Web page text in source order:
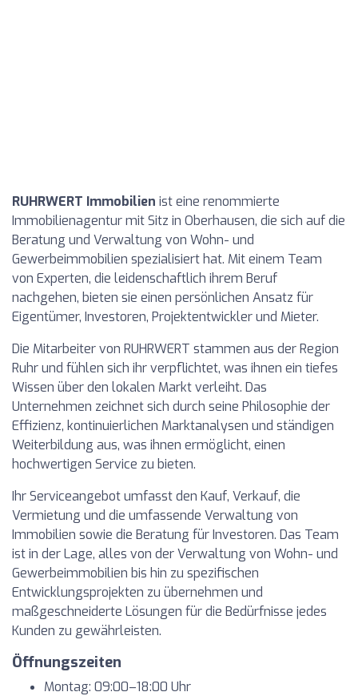
RUHRWERT Immobilien ist eine renommierte
Immobilienagentur mit Sitz in Oberhausen, die sich auf die
Beratung und Verwaltung von Wohn- und
Gewerbeimmobilien spezialisiert hat. Mit einem Team
von Experten, die leidenschaftlich ihrem Beruf
nachgehen, bieten sie einen persönlichen Ansatz für
Eigentümer, Investoren, Projektentwickler und Mieter.
Die Mitarbeiter von RUHRWERT stammen aus der Region
Ruhr und fühlen sich ihr verpflichtet, was ihnen ein tiefes
Wissen über den lokalen Markt verleiht. Das
Unternehmen zeichnet sich durch seine Philosophie der
Effizienz, kontinuierlichen Marktanalysen und ständigen
Weiterbildung aus, was ihnen ermöglicht, einen
hochwertigen Service zu bieten.
Ihr Serviceangebot umfasst den Kauf, Verkauf, die
Vermietung und die umfassende Verwaltung von
Immobilien sowie die Beratung für Investoren. Das Team
ist in der Lage, alles von der Verwaltung von Wohn- und
Gewerbeimmobilien bis hin zu spezifischen
Entwicklungsprojekten zu übernehmen und
maßgeschneiderte Lösungen für die Bedürfnisse jedes
Kunden zu gewährleisten.
Öffnungszeiten
Montag: 09:00–18:00 Uhr